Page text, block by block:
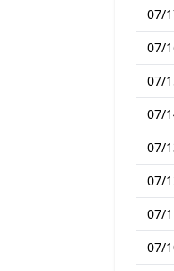
07/
07/
07/
07/
07/
07/
07/
07/